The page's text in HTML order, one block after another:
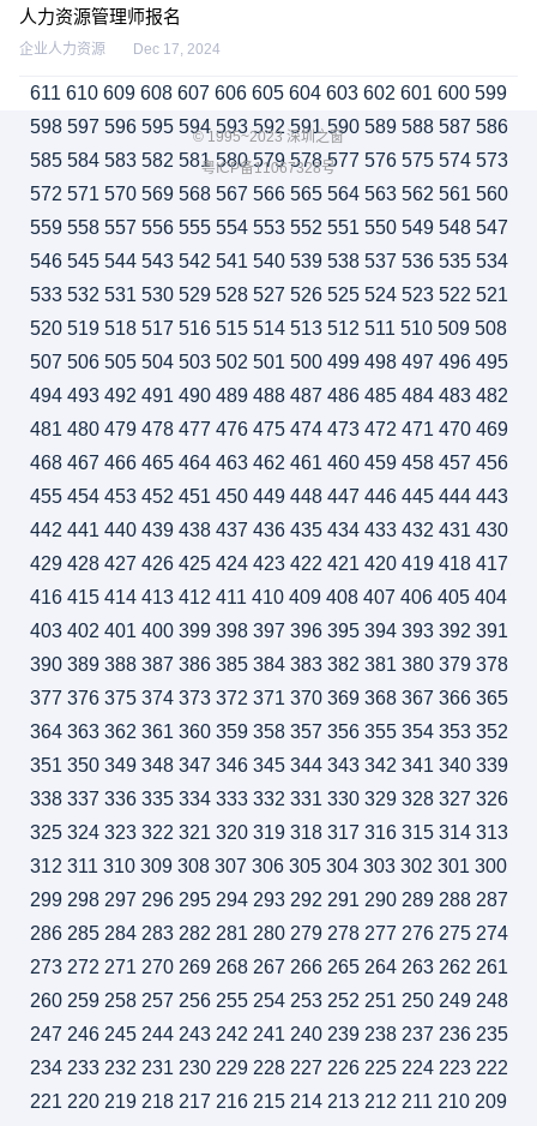
人力资源管理师报名
企业人力资源 Dec 17, 2024
611 610 609 608 607 606 605 604 603 602 601 600 599
598 597 596 595 594 593 592 591 590 589 588 587 586
585 584 583 582 581 580 579 578 577 576 575 574 573
572 571 570 569 568 567 566 565 564 563 562 561 560
559 558 557 556 555 554 553 552 551 550 549 548 547
546 545 544 543 542 541 540 539 538 537 536 535 534
533 532 531 530 529 528 527 526 525 524 523 522 521
520 519 518 517 516 515 514 513 512 511 510 509 508
507 506 505 504 503 502 501 500 499 498 497 496 495
494 493 492 491 490 489 488 487 486 485 484 483 482
481 480 479 478 477 476 475 474 473 472 471 470 469
468 467 466 465 464 463 462 461 460 459 458 457 456
455 454 453 452 451 450 449 448 447 446 445 444 443
442 441 440 439 438 437 436 435 434 433 432 431 430
429 428 427 426 425 424 423 422 421 420 419 418 417
416 415 414 413 412 411 410 409 408 407 406 405 404
403 402 401 400 399 398 397 396 395 394 393 392 391
390 389 388 387 386 385 384 383 382 381 380 379 378
377 376 375 374 373 372 371 370 369 368 367 366 365
364 363 362 361 360 359 358 357 356 355 354 353 352
351 350 349 348 347 346 345 344 343 342 341 340 339
338 337 336 335 334 333 332 331 330 329 328 327 326
325 324 323 322 321 320 319 318 317 316 315 314 313
312 311 310 309 308 307 306 305 304 303 302 301 300
299 298 297 296 295 294 293 292 291 290 289 288 287
286 285 284 283 282 281 280 279 278 277 276 275 274
273 272 271 270 269 268 267 266 265 264 263 262 261
260 259 258 257 256 255 254 253 252 251 250 249 248
247 246 245 244 243 242 241 240 239 238 237 236 235
234 233 232 231 230 229 228 227 226 225 224 223 222
221 220 219 218 217 216 215 214 213 212 211 210 209
© 1995~2023 深圳之窗
粤ICP备11067328号